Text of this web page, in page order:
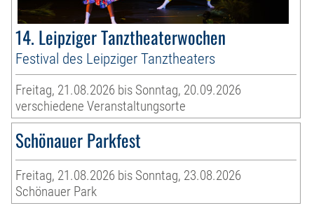
14. Leipziger Tanztheaterwochen
Festival des Leipziger Tanztheaters
Freitag, 21.08.2026 bis Sonntag, 20.09.2026
verschiedene Veranstaltungsorte
Schönauer Parkfest
Freitag, 21.08.2026 bis Sonntag, 23.08.2026
Schönauer Park